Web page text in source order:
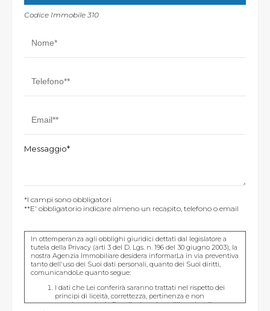
Codice Immobile 310
Messaggio*
*I campi sono obbligatori
**E' obbligatorio indicare almeno un recapito, telefono o email
In ottemperanza agli obblighi giuridici dettati dal legislatore a
tutela della Privacy (arti 3 del D. Lgs. n. 196 del 30 giugno 2003), la
nostra Agenzia Immobiliare desidera informarLa in via preventiva
tanto dell'uso dei Suoi dati personali, quanto dei Suoi diritti,
comunicandoLe quanto segue:
I dati che Lei conferirà saranno trattati nel rispetto dei
principi di liceità, correttezza, pertinenza e non
eccedenza al solo fine di adempiere all'incarico di